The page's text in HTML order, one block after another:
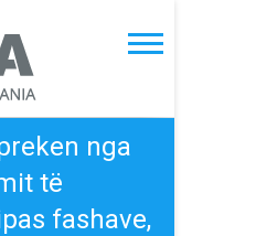
nga
të
fashave,